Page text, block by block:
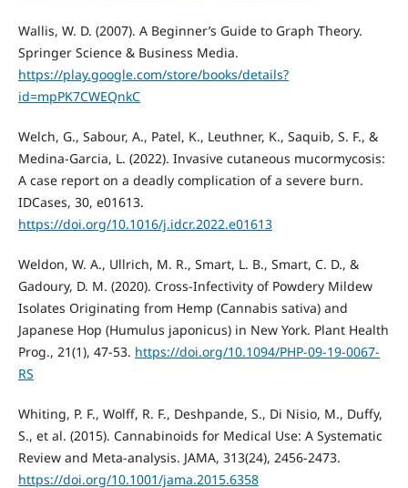
Wallis, W. D. (2007). A Beginner’s Guide to Graph Theory.
Springer Science & Business Media.
https://play.google.com/store/books/details?
id=mpPK7CWEQnkC
Welch, G., Sabour, A., Patel, K., Leuthner, K., Saquib, S. F., &
Medina-Garcia, L. (2022). Invasive cutaneous mucormycosis:
A case report on a deadly complication of a severe burn.
IDCases, 30, e01613.
https://doi.org/10.1016/j.idcr.2022.e01613
Weldon, W. A., Ullrich, M. R., Smart, L. B., Smart, C. D., &
Gadoury, D. M. (2020). Cross-Infectivity of Powdery Mildew
Isolates Originating from Hemp (Cannabis sativa) and
Japanese Hop (Humulus japonicus) in New York. Plant Health
Prog., 21(1), 47-53. https://doi.org/10.1094/PHP-09-19-0067-
RS
Whiting, P. F., Wolff, R. F., Deshpande, S., Di Nisio, M., Duffy,
S., et al. (2015). Cannabinoids for Medical Use: A Systematic
Review and Meta-analysis. JAMA, 313(24), 2456-2473.
https://doi.org/10.1001/jama.2015.6358